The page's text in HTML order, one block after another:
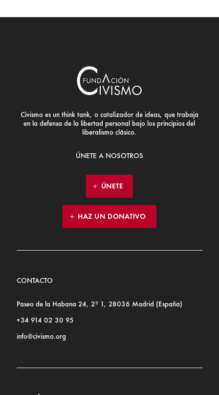
Civismo es un think tank, o catalizador de ideas, que trabaja
en la defensa de la libertad personal bajo los principios del
liberalismo clásico.
ÚNETE A NOSOTROS
ÚNETE
HAZ UN DONATIVO
CONTACTO
Paseo de la Habana 24, 2º 1, 28036 Madrid (España)
+34 914 02 30 95
info@civismo.org